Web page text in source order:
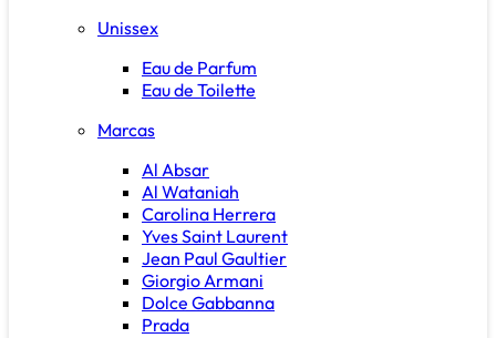
Unissex
Eau de Parfum
Eau de Toilette
Marcas
Al Absar
Al Wataniah
Carolina Herrera
Yves Saint Laurent
Jean Paul Gaultier
Giorgio Armani
Dolce Gabbanna
Prada